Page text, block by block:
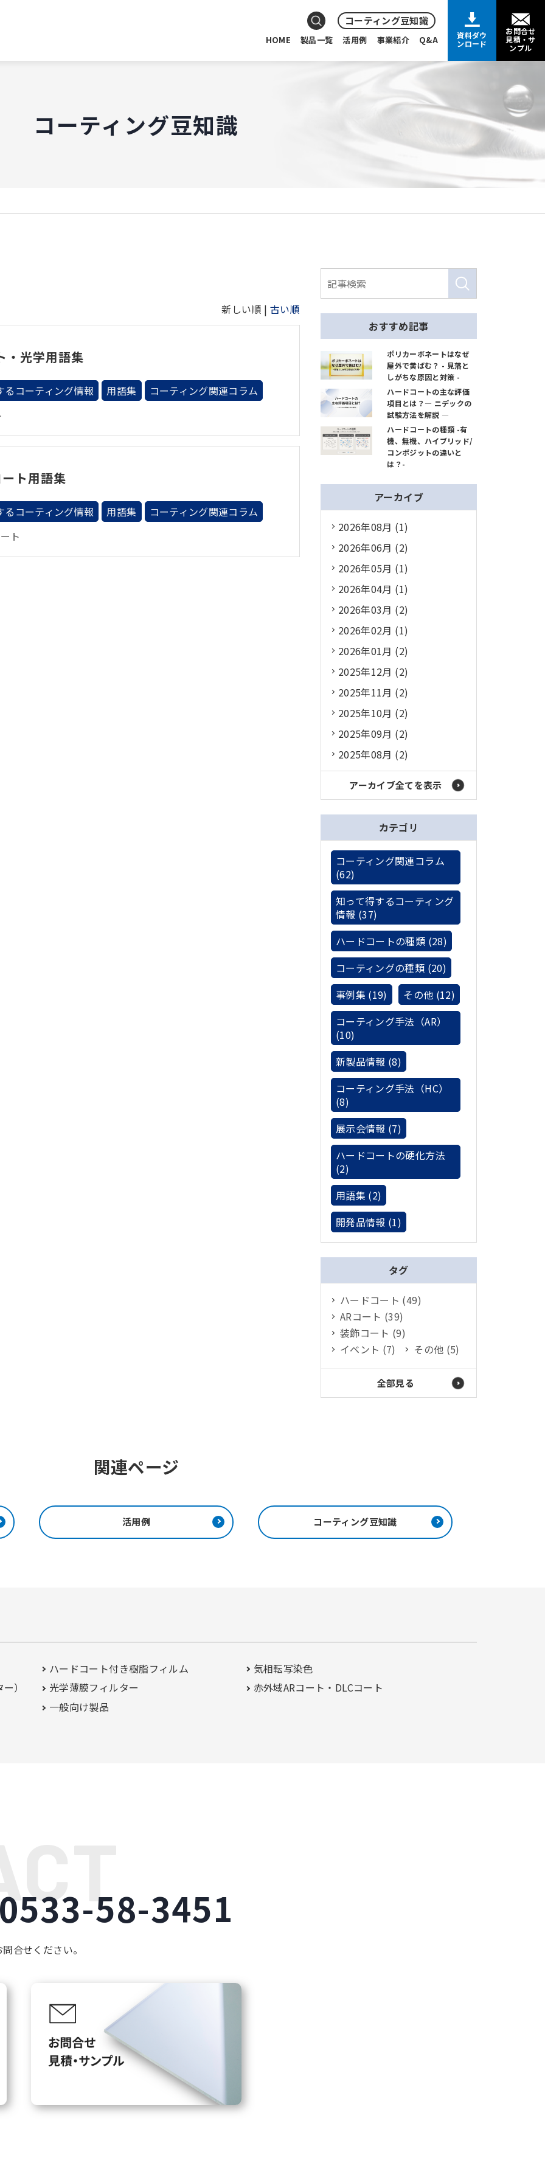
コーティング豆知識
HOME 製品一覧 活用例 事業紹介 Q&A
資料ダウ
ンロード
お問合せ
見積・サ
ンプル
コーティング豆知識
新しい順 | 古い順
・光学用語集
るコーティング情報 用語集
コーティング関連コラム
ト用語集
るコーティング情報 用語集
コーティング関連コラム
ト
おすすめ記事
ポリカーボネートはなぜ
屋外で黄ばむ？ - 見落と
しがちな原因と対策 -
ハードコートの主な評価
項目とは？― ニデックの
試験方法を解説 ―
ハードコートの種類 -有
機、無機、ハイブリッド/
コンポジットの違いと
は？-
アーカイブ
2026年08月 (1)
2026年06月 (2)
2026年05月 (1)
2026年04月 (1)
2026年03月 (2)
2026年02月 (1)
2026年01月 (2)
2025年12月 (2)
2025年11月 (2)
2025年10月 (2)
2025年09月 (2)
2025年08月 (2)
アーカイブ全てを表示
カテゴリ
コーティング関連コラム
(62)
知って得するコーティング
情報 (37)
ハードコートの種類 (28)
コーティングの種類 (20)
事例集 (19)
その他 (12)
コーティング手法（AR）
(10)
新製品情報 (8)
コーティング手法（HC）
(8)
展示会情報 (7)
ハードコートの硬化方法
(2)
用語集 (2)
開発品情報 (1)
タグ
ハードコート (49)
ARコート (39)
装飾コート (9)
イベント (7)
その他 (5)
全部見る
関連ページ
活用例 コーティング豆知識
ハードコート付き樹脂フィルム
気相転写染色
）
光学薄膜フィルター 赤外域ARコート・ DLCコート
一般向け製品
58-3451
合せください。